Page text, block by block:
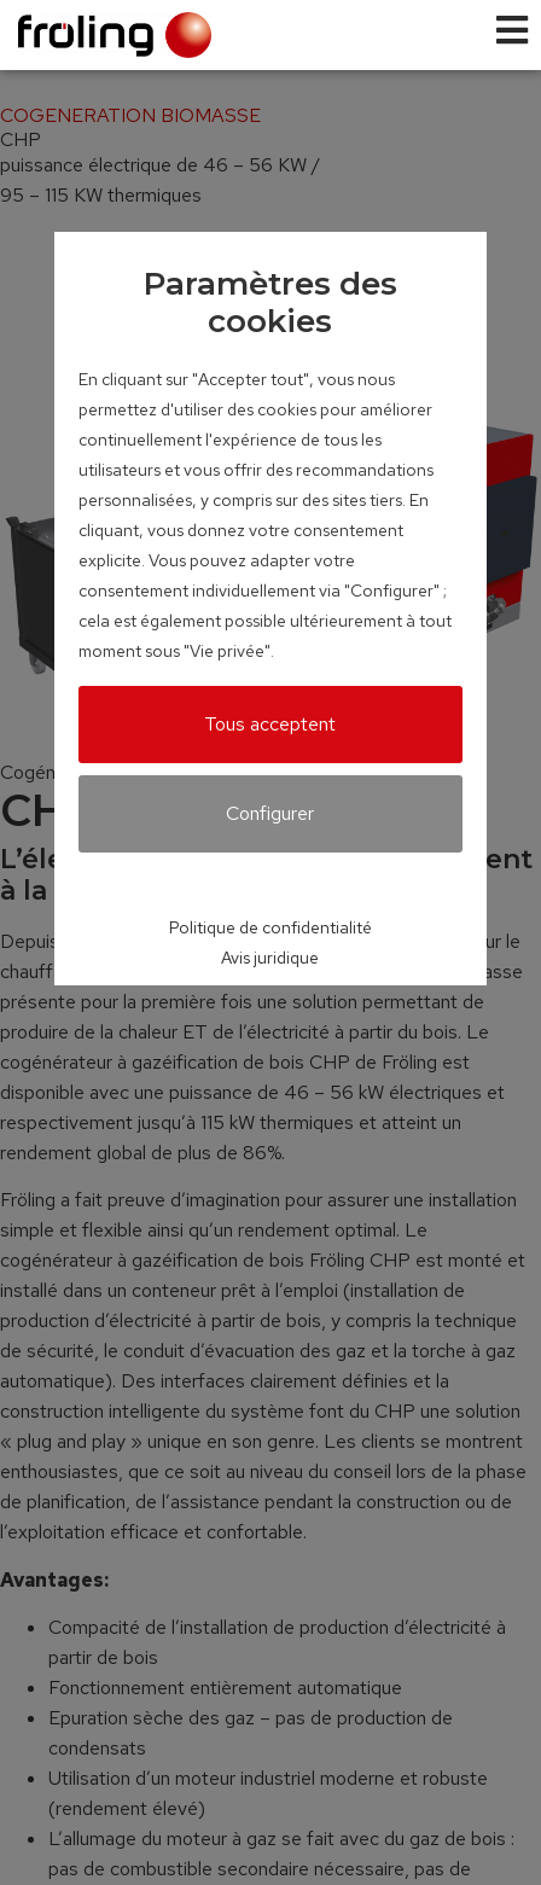
COGENERATION BIOMASSE
CHP
puissance électrique de 46 – 56 KW /
95 – 115 KW thermiques
Cogénérateurs à gazéification de bois
CHP
L’électricité, un précieux complément
à la chaleur
Depuis plus de 50 ans, Fröling est la marque de qualité pour le
chauffage au bois et aux pellets. Le spécialiste de la biomasse
présente pour la première fois une solution permettant de
produire de la chaleur ET de l’électricité à partir du bois. Le
cogénérateur à gazéification de bois CHP de Fröling est
disponible avec une puissance de 46 – 56 kW électriques et
respectivement jusqu’à 115 kW thermiques et atteint un
rendement global de plus de 86%.
Fröling a fait preuve d’imagination pour assurer une installation
simple et flexible ainsi qu’un rendement optimal. Le
cogénérateur à gazéification de bois Fröling CHP est monté et
installé dans un conteneur prêt à l’emploi (installation de
production d’électricité à partir de bois, y compris la technique
de sécurité, le conduit d’évacuation des gaz et la torche à gaz
automatique). Des interfaces clairement définies et la
construction intelligente du système font du CHP une solution
« plug and play » unique en son genre. Les clients se montrent
enthousiastes, que ce soit au niveau du conseil lors de la phase
de planification, de l’assistance pendant la construction ou de
l’exploitation efficace et confortable.
Avantages:
Compacité de l’installation de production d’électricité à
partir de bois
Fonctionnement entièrement automatique
Epuration sèche des gaz – pas de production de
condensats
Utilisation d’un moteur industriel moderne et robuste
(rendement élevé)
L’allumage du moteur à gaz se fait avec du gaz de bois :
pas de combustible secondaire nécessaire, pas de
Paramètres des
cookies
En cliquant sur "Accepter tout", vous nous
permettez d'utiliser des cookies pour améliorer
continuellement l'expérience de tous les
utilisateurs et vous offrir des recommandations
personnalisées, y compris sur des sites tiers. En
cliquant, vous donnez votre consentement
explicite. Vous pouvez adapter votre
consentement individuellement via "Configurer" ;
cela est également possible ultérieurement à tout
moment sous "Vie privée".
Tous acceptent
Configurer
Politique de confidentialité
Avis juridique